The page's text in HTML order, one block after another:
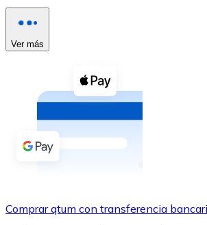
Ver todo
Compra criptomonedas con
Comprar con efectivo
Transferencia SEPA
Ver más
Comprar qtum con transferencia